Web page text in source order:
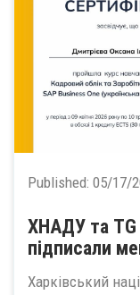
Published: 05/17/
ХНАДУ та TG
підписали
Харківський